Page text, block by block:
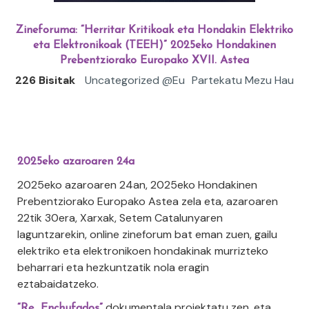
Zineforuma: “Herritar Kritikoak eta Hondakin Elektriko
eta Elektronikoak (TEEH)” 2025eko Hondakinen
Prebentziorako Europako XVII. Astea
226 Bisitak Uncategorized @eu Partekatu Mezu Hau
2025eko azaroaren 24a
2025eko azaroaren 24an, 2025eko Hondakinen
Prebentziorako Europako Astea zela eta, azaroaren
22tik 30era, Xarxak, Setem Catalunyaren
laguntzarekin, online zineforum bat eman zuen, gailu
elektriko eta elektronikoen hondakinak murrizteko
beharrari eta hezkuntzatik nola eragin
eztabaidatzeko.